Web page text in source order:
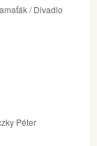
/ Divadlo
Péter